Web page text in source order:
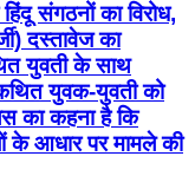
संगठनों का विरोध,
दस्तावेज का
युवती के साथ
युवक-युवती को
का कहना है कि
के आधार पर मामले की